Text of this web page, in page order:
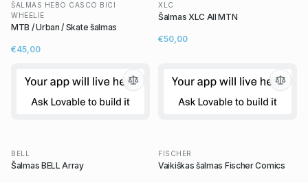
ŠALMAS HEBO CASCO BICI
WHEELIE
MTB / Urban / Skate šalmas
€45,00
XLC
Šalmas XLC All MTN
€50,00
BELL
Šalmas BELL Array
FISCHER
Vaikiškas šalmas Fischer Comics